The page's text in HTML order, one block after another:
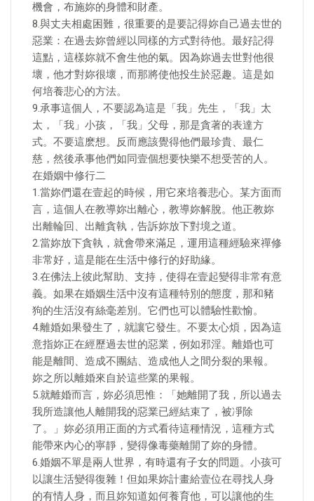
機會，布施妳的身體和財產。
8.與丈夫相處困難，很重要的是要記得妳自己過去世的
惡業：在過去妳曾經以同樣的方式對待他。最好記得
這點，這樣妳就不會生他的氣。因為妳過去世對他很
壞，他才對妳很壞，而那將使他投生於惡趣。這是如
何培養悲心的方法。
9.承事這個人，不要認為這是「我」先生，「我」太
太，「我」小孩，「我」父母，那是貪著的表達方
式。不要這麽想。反而應該覺得他們最珍貴、最仁
慈，然後承事他們如同壹個想要快樂不想受苦的人。
在婚姻中修行二
1.當妳們還在壹起的時候，用它來培養悲心。某方面而
言，這個人在教導妳出離心，教導妳解脫。他正教妳
出離輪回、出離貪執，告訴妳放下對境之道。
2.當妳放下貪執，就會帶來滿足，運用這種經驗來禪修
非常好，這是能在生活中修行的好助緣。
3.在佛法上彼此幫助、支持，使得在壹起變得非常有意
義。如果在婚姻生活中沒有這種特別的態度，那和豬
狗的生活沒有絲毫差別。它們也可以體驗性歡愉。
4.離婚如果發生了，就讓它發生。不要太心煩，因為這
意指妳正在經歷過去世的惡業，例如邪淫。離婚也可
能是離間、造成不團結、造成他人之間分裂的果報。
妳之所以離婚來自於這些業的果報。
5.就離婚而言，妳必須思惟：「她離開了我，所以過去
我所造讓他人離開我的惡業已經結束了，被凈除
了。」妳必須用正面的方式看待這種情況，這種方式
能帶來內心的寧靜，變得像毒藥離開了妳的身體。
6.婚姻不單是兩人世界，有時還有子女的問題。小孩可
以讓生活變得復雜！但如果妳計畫給壹位在尋找人身
的有情人身，而且妳知道如何養育他，可以讓他的生